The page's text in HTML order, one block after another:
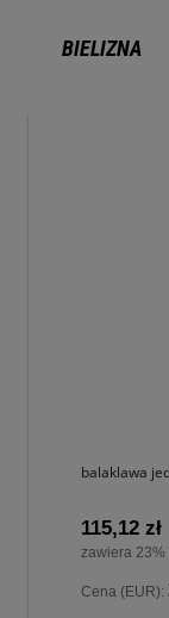
BIELIZNA
balaklawa
115,12 zł
zawiera 23%
Cena (EUR):